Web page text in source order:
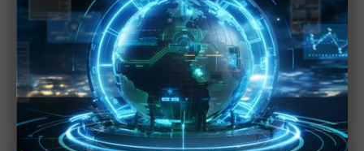
不只為了蘋果訂單 SDC 8代OLED面板投資的雙面意
義
SDC投資8代IT用OLED 樂了Canon Tokki等設備廠